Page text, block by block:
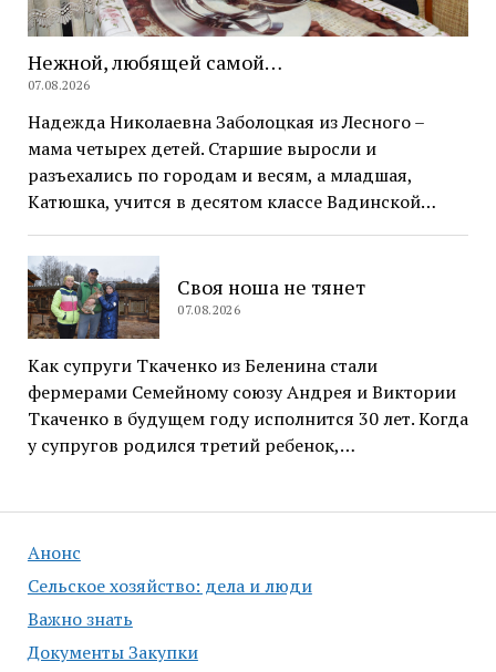
Анонс
Сельское хозяйство: дела и люди
Важно знать
Документы Закупки
Нежной, любящей самой…
07.08.2026
Надежда Николаевна Заболоцкая из Лесного –
мама четырех детей. Старшие выросли и
разъехались по городам и весям, а младшая,
Катюшка, учится в десятом классе Вадинской…
Своя ноша не тянет
07.08.2026
Как супруги Ткаченко из Беленина стали
фермерами Семейному союзу Андрея и Виктории
Ткаченко в будущем году исполнится 30 лет. Когда
у супругов родился третий ребенок,…